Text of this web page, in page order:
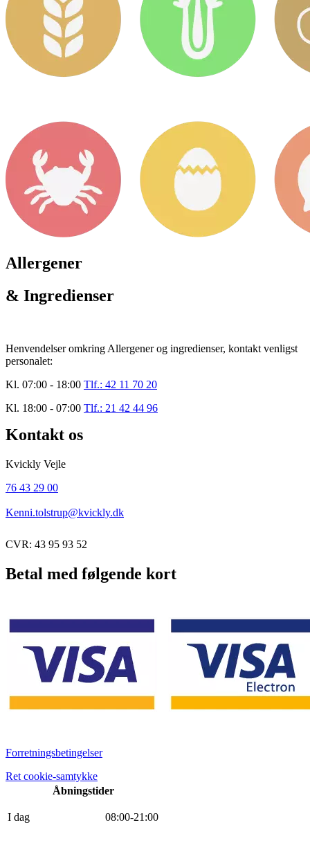
Allergener
& Ingredienser
Henvendelser omkring Allergener og ingredienser, kontakt venligst
personalet:
Kl. 07:00 - 18:00 Tlf.: 42 11 70 20
Kl. 18:00 - 07:00 Tlf.: 21 42 44 96
Kontakt os
Kvickly Vejle
76 43 29 00
Kenni.tolstrup@kvickly.dk
CVR: 43 95 93 52
Betal med følgende kort
Forretningsbetingelser
Ret cookie-samtykke
Åbningstider
I dag 08:00-21 :00